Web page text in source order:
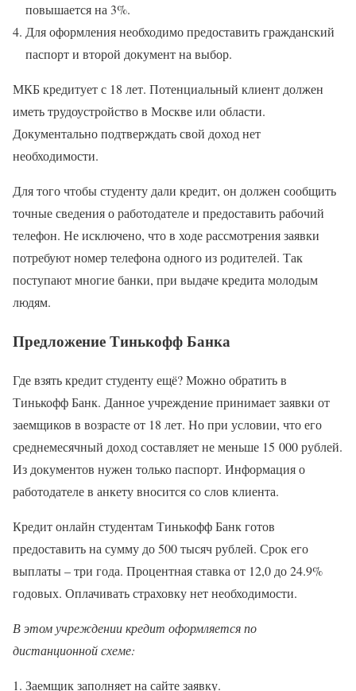
повышается на 3%.
Для оформления необходимо предоставить гражданский
паспорт и второй документ на выбор.
МКБ кредитует с 18 лет. Потенциальный клиент должен
иметь трудоустройство в Москве или области.
Документально подтверждать свой доход нет
необходимости.
Для того чтобы студенту дали кредит, он должен сообщить
точные сведения о работодателе и предоставить рабочий
телефон. Не исключено, что в ходе рассмотрения заявки
потребуют номер телефона одного из родителей. Так
поступают многие банки, при выдаче кредита молодым
людям.
Предложение Тинькофф Банка
Где взять кредит студенту ещё? Можно обратить в
Тинькофф Банк. Данное учреждение принимает заявки от
заемщиков в возрасте от 18 лет. Но при условии, что его
среднемесячный доход составляет не меньше 15 000 рублей.
Из документов нужен только паспорт. Информация о
работодателе в анкету вносится со слов клиента.
Кредит онлайн студентам Тинькофф Банк готов
предоставить на сумму до 500 тысяч рублей. Срок его
выплаты – три года. Процентная ставка от 12,0 до 24.9%
годовых. Оплачивать страховку нет необходимости.
В этом учреждении кредит оформляется по
дистанционной схеме:
Заемщик заполняет на сайте заявку.